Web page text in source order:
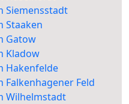
Siemensstadt
Staaken
Gatow
Kladow
Hakenfelde
Falkenhagener Feld
Wilhelmstadt